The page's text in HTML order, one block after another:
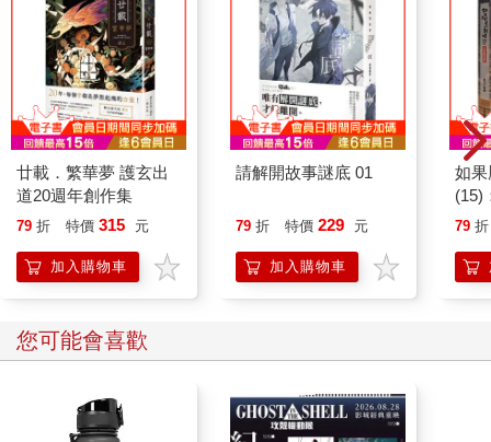
廿載．繁華夢 護玄出
道20週年創作集
79 折 特價 315 元
加入購物車
請解開故事謎底 01
79 折 特價 229 元
加入購物車
如
(15)
貓
79 折
您可能會喜歡